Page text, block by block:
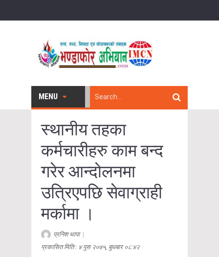
MENU
स्थानीय तहका
कर्मचारीहरु काम बन्द
गरेर आन्दोलनमा
उत्रिएपछि सेवाग्राही
मर्कामा ।
प्रनिश थापा|
प्रकासित मिति : ४ पुस २०७५, बुधबार ०८:४२